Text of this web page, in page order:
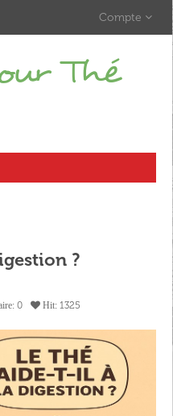
Compte
?
0 Hit: 1325